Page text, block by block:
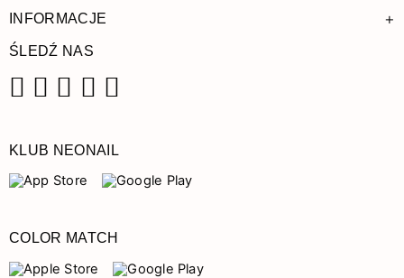
INFORMACJE +
ŚLEDŹ NAS
KLUB NEONAIL
COLOR MATCH